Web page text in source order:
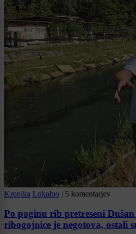
Kronika Lokalno | 5 komentarjev
Po poginu rib pretreseni
ribogojnice je negotova, ostali